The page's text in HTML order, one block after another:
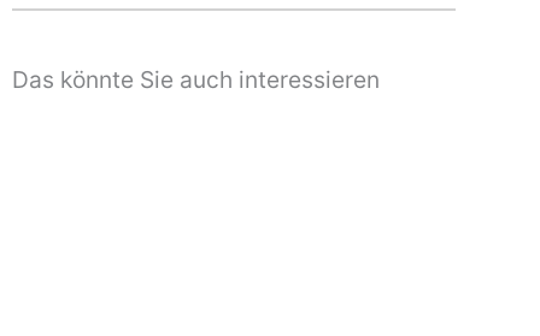
Das könnte Sie auch interessieren